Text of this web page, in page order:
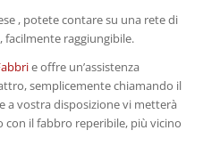
, potete contare su una rete di
facilmente raggiungibile.
e offre un’assistenza
semplicemente chiamando il
a vostra disposizione vi metterà
il fabbro reperibile, più vicino